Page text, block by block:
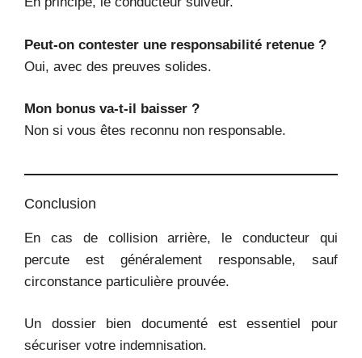
Peut-on contester une responsabilité retenue ?
Oui, avec des preuves solides.
Mon bonus va-t-il baisser ?
Non si vous êtes reconnu non responsable.
Conclusion
En cas de collision arrière, le conducteur qui
percute est généralement responsable, sauf
circonstance particulière prouvée.
Un dossier bien documenté est essentiel pour
sécuriser votre indemnisation.